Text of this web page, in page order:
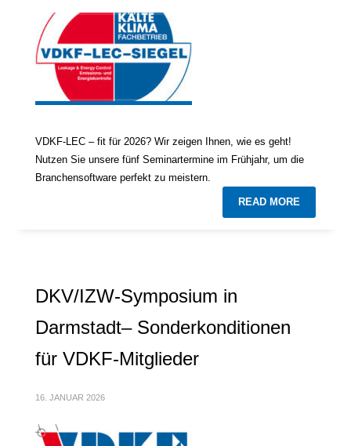
VDKF-LEC – fit für 2026? Wir zeigen Ihnen, wie es geht!
Nutzen Sie unsere fünf Seminartermine im Frühjahr, um die
Branchensoftware perfekt zu meistern.
READ MORE
DKV/IZW-Symposium in
Darmstadt– Sonderkonditionen
für VDKF-Mitglieder
16. JANUAR 2026